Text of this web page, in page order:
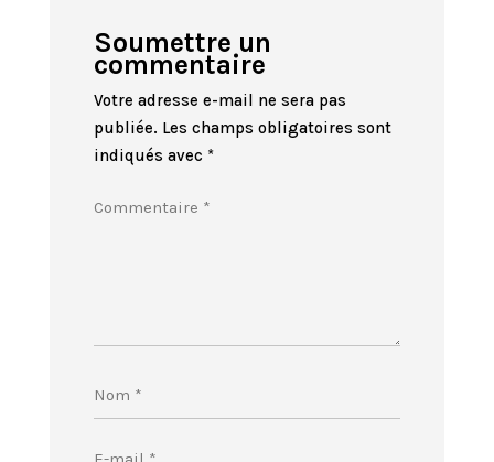
Soumettre un
commentaire
Votre adresse e-mail ne sera pas
publiée. Les champs obligatoires sont
indiqués avec *